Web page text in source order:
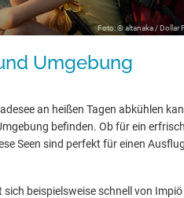
Foto: © altanaka / Dollar
Umgebung
an heißen Tagen abkühlen
befinden. Ob für ein
Seen sind perfekt für einen
beispielsweise schnell von